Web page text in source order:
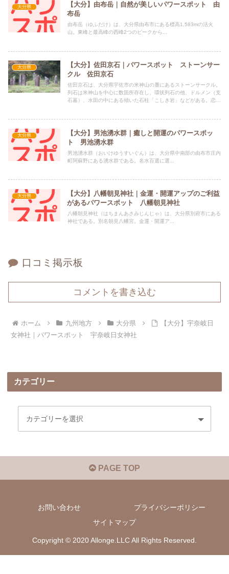
大分県
【大分】由布岳｜自然が美しいパワースポット 由
布岳
由布岳（ゆふだけ）は、大分県由布市にある標高1,583mの活火
山。東峰と最高峰の西峰2つのピークから...
大分県
【大分】佐田京石｜パワースポット ストーンサー
クル 佐田京石
佐田京石は、大分県宇佐市の米神山の麓にあるストーンサークル。
列石は米神山を中心に数箇所存在し、環状列石の他、ドルメン（支
石墓）、水田の中にある傾いた石柱「こしき岩」などがある。恋
大分県
【大分】男池湧水群｜癒しと開運のパワースポッ
ト 男池湧水群
男池湧水群（おいけゆうすいぐん）は、大分県中南部の由布市庄内
町阿蘇野にある湧水群である。名水百選に選...
大分県
【大分】八幡朝見神社｜金運・開運アップのご利益
があるパワースポット 八幡朝見神社
八幡朝見神社（はちまんあさみじんじゃ）は、大分県別府市にある
神社である。別名朝見八幡宮。金運・開運ア...
口コミ掲示板
コメントを書き込む
ホーム 九州地方 大分県
【大分】宇奈岐日
女神社｜パワースポット 宇奈岐日女神社
カテゴリー
PAGE TOP
お問い合わせ
プライバシーポリシー
サイトマップ
Copyright © 2020 Allonge.LLC All Rights Reserved.